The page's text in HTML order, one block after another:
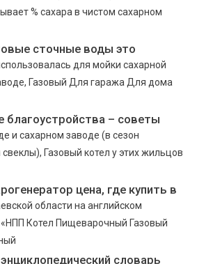
% сахара в чистом сахарном
сточные воды это
для мойки сахарной
Газовый Для гаража Для дома
благоустройства – советы
и сахарном заводе (в сезон
Газовый котел у этих жильцов
цена, где купить в
области на английском
Котел Пищеварочный Газовый
словарь